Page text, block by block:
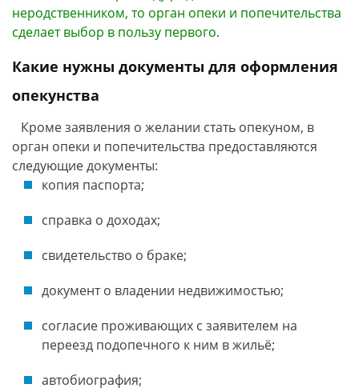
неродственником, то орган опеки и попечительства
сделает выбор в пользу первого.
Какие нужны документы для оформления
опекунства
Кроме заявления о желании стать опекуном, в
орган опеки и попечительства предоставляются
следующие документы:
копия паспорта;
справка о доходах;
свидетельство о браке;
документ о владении недвижимостью;
согласие проживающих с заявителем на
переезд подопечного к ним в жильё;
автобиография;